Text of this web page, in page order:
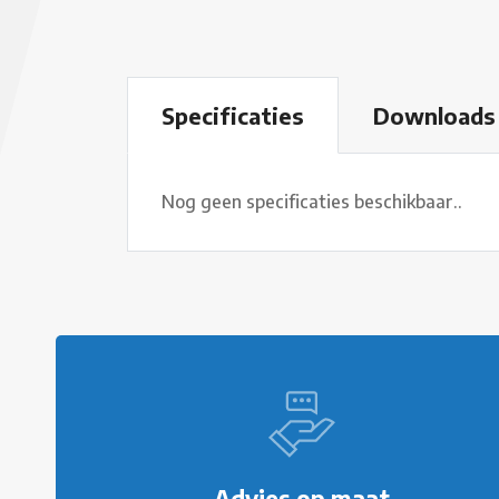
Specificaties Downloads
Nog geen specificaties beschikbaar..